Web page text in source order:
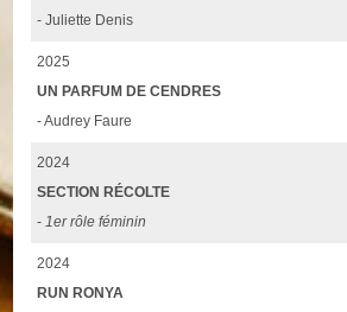
- Juliette Denis
2025
UN PARFUM DE CENDRES
- Audrey Faure
2024
SECTION RÉCOLTE
-1er rôle féminin
2024
RUN RONYA